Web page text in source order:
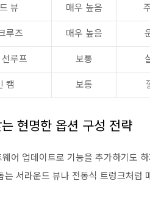
뷰
매우 높음
루즈
매우 높음
루프
보통
캠
보통
현명한 옵션 구성 전략
어 업데이트로 기능을 추가하기도
는 서라운드 뷰나 전동식 트렁크처럼